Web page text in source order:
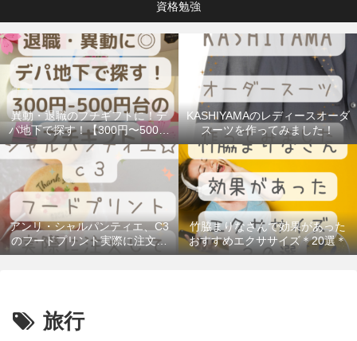
資格勉強
異動・退職のプチギフトに！デ
パ地下で探す！【300円〜500円
台】で人気のお菓子
KASHIYAMAのレディースオーダ
スーツを作ってみました！
アンリ・シャルパンティエ、C3
のフードプリント実際に注文し
てみた！＠300円台のギフトもあ
竹脇まりなさんで効果があった
おすすめエクササイズ＊20選＊
旅行